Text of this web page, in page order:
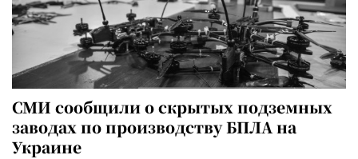
СМИ сообщили о скрытых подземных
заводах по производству БПЛА на
Украине